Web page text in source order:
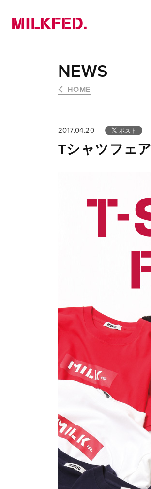
NEWS
HOME
2017.04.20
Tシャツフェア